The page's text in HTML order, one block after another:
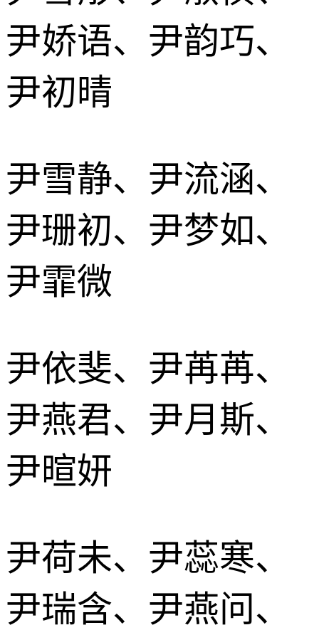
尹娇语、尹韵巧、
尹初晴
尹雪静、尹流涵、
尹珊初、尹梦如、
尹霏微
尹依斐、尹苒苒、
尹燕君、尹月斯、
尹暄妍
尹荷未、尹蕊寒、
尹瑞含、尹燕问、